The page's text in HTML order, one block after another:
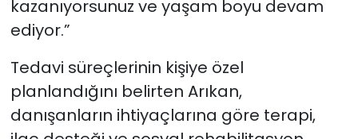
kazanıyorsunuz ve yaşam boyu devam
ediyor.”
Tedavi süreçlerinin kişiye özel
planlandığını belirten Arıkan,
danışanların ihtiyaçlarına göre terapi,